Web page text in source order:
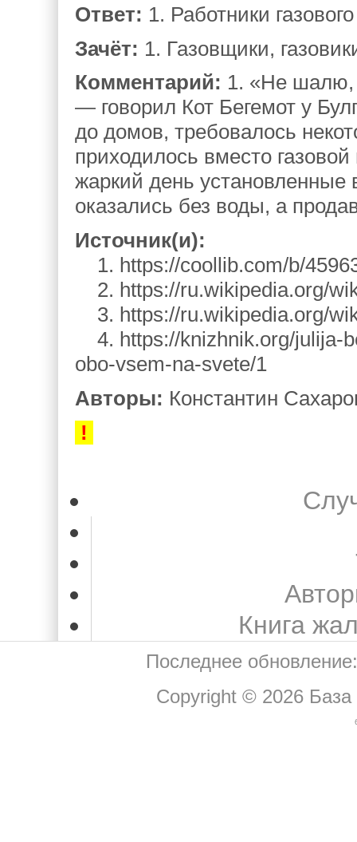
Ответ: 1. Работники
Зачёт: 1. Газовщики,
Комментарий: 1. «Не шалю,
— говорил Кот Бегемот у
до домов, требовалось
приходилось вместо
жаркий день установленные
оказались без воды, а
Источник(и):
1. https://coollib.com/b/
2. https://ru.wikipedia.org/
3. https://ru.wikipedia.org/
4. https://knizhnik.org/julija-
obo-vsem-na-svete/1
Авторы: Константин
!
Книга
Последнее
Copyright © 2026 База